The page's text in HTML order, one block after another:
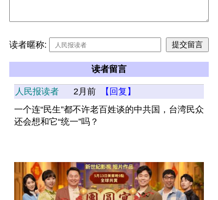
读者暱称:
读者留言
人民报读者 2月前
【回复】
一个连“民生”都不许老百姓谈的中共国，台湾民众
还会想和它“统一”吗？